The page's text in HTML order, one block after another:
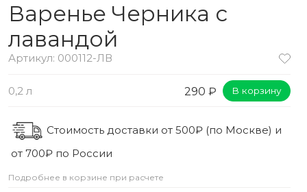
Варенье Черника с
лавандой
Артикул: 000112-ЛВ
0,2 л 290 ₽ В корзину
Стоимость доставки от 500₽ (по Москве) и
от 700₽ по России
Подробнее в корзине при расчете